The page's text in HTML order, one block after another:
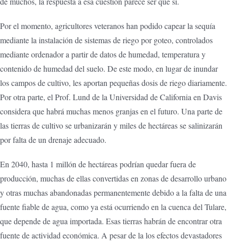
Por el momento, agricultores veteranos han podido capear la sequía
mediante la instalación de sistemas de riego por goteo, controlados
mediante ordenador a partir de datos de humedad, temperatura y
contenido de humedad del suelo. De este modo, en lugar de inundar
los campos de cultivo, les aportan pequeñas dosis de riego diariamente.
Por otra parte, el Prof. Lund de la Universidad de California en Davis
considera que habrá muchas menos granjas en el futuro. Una parte de
las tierras de cultivo se urbanizarán y miles de hectáreas se salinizarán
por falta de un drenaje adecuado.
En 2040, hasta 1 millón de hectáreas podrían quedar fuera de
producción, muchas de ellas convertidas en zonas de desarrollo urbano
y otras muchas abandonadas permanentemente debido a la falta de una
fuente fiable de agua, como ya está ocurriendo en la cuenca del Tulare,
que depende de agua importada. Esas tierras habrán de encontrar otra
fuente de actividad económica. A pesar de la los efectos devastadores